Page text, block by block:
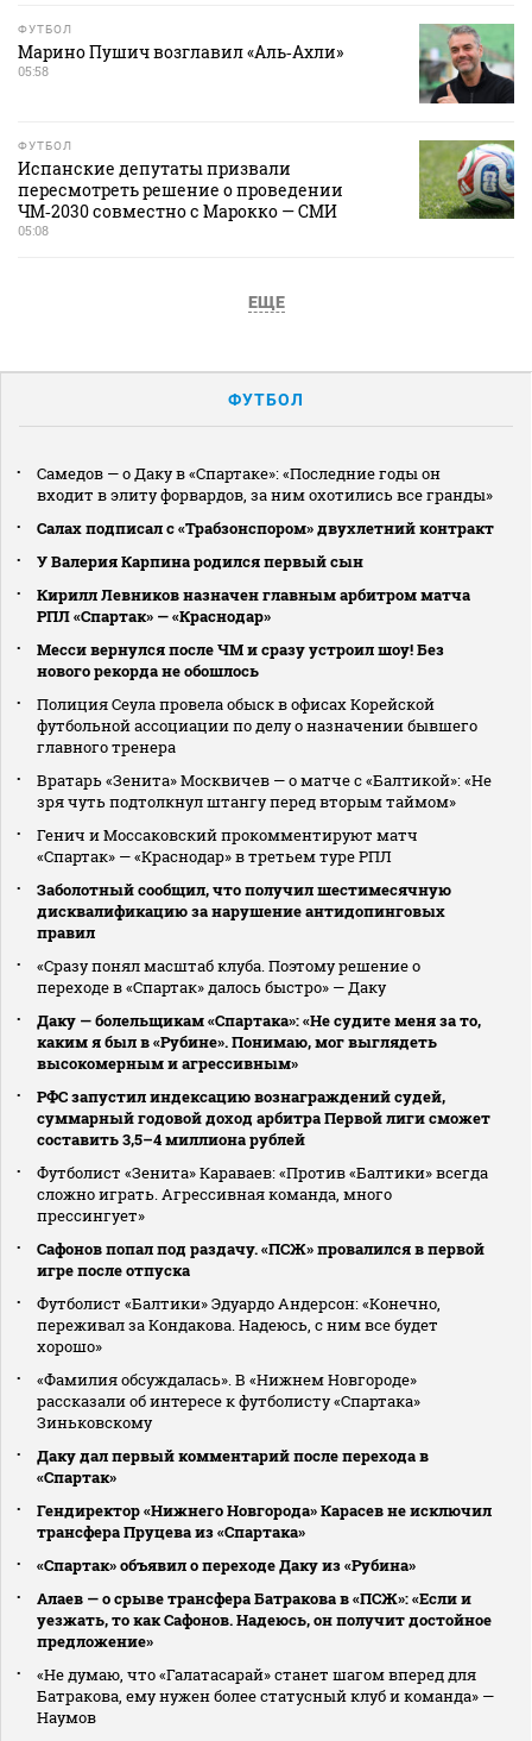
ФУТБОЛ
Марино Пушич возглавил «Аль‑Ахли»
05:58
ФУТБОЛ
Испанские депутаты призвали
пересмотреть решение о проведении
ЧМ‑2030 совместно с Марокко — СМИ
05:08
ЕЩЕ
ФУТБОЛ
Самедов — о Даку в «Спартаке»: «Последние годы он
входит в элиту форвардов, за ним охотились все гранды»
Салах подписал с «Трабзонспором» двухлетний контракт
У Валерия Карпина родился первый сын
Кирилл Левников назначен главным арбитром матча
РПЛ «Спартак» — «Краснодар»
Месси вернулся после ЧМ и сразу устроил шоу! Без
нового рекорда не обошлось
Полиция Сеула провела обыск в офисах Корейской
футбольной ассоциации по делу о назначении бывшего
главного тренера
Вратарь «Зенита» Москвичев — о матче с «Балтикой»: «Не
зря чуть подтолкнул штангу перед вторым таймом»
Генич и Моссаковский прокомментируют матч
«Спартак» — «Краснодар» в третьем туре РПЛ
Заболотный сообщил, что получил шестимесячную
дисквалификацию за нарушение антидопинговых
правил
«Сразу понял масштаб клуба. Поэтому решение о
переходе в «Спартак» далось быстро» — Даку
Даку — болельщикам «Спартака»: «Не судите меня за то,
каким я был в «Рубине». Понимаю, мог выглядеть
высокомерным и агрессивным»
РФС запустил индексацию вознаграждений судей,
суммарный годовой доход арбитра Первой лиги сможет
составить 3,5–4 миллиона рублей
Футболист «Зенита» Караваев: «Против «Балтики» всегда
сложно играть. Агрессивная команда, много
прессингует»
Сафонов попал под раздачу. «ПСЖ» провалился в первой
игре после отпуска
Футболист «Балтики» Эдуардо Андерсон: «Конечно,
переживал за Кондакова. Надеюсь, с ним все будет
хорошо»
«Фамилия обсуждалась». В «Нижнем Новгороде»
рассказали об интересе к футболисту «Спартака»
Зиньковскому
Даку дал первый комментарий после перехода в
«Спартак»
Гендиректор «Нижнего Новгорода» Карасев не исключил
трансфера Пруцева из «Спартака»
«Спартак» объявил о переходе Даку из «Рубина»
Алаев — о срыве трансфера Батракова в «ПСЖ»: «Если и
уезжать, то как Сафонов. Надеюсь, он получит достойное
предложение»
«Не думаю, что «Галатасарай» станет шагом вперед для
Батракова, ему нужен более статусный клуб и команда» —
Наумов